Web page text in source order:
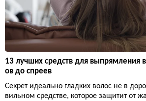
13 лучших средств для выпрямления
ов до спреев
Секрет идеально гладких волос не в
вильном средстве, которое защитит от